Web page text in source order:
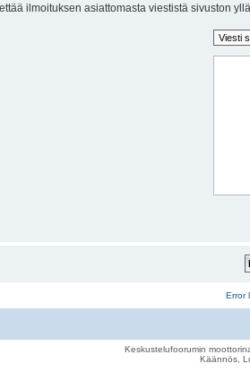
ilmoituksen asiattomasta viestistä sivuston
Error
Keskustelufoorumin
Käännös,